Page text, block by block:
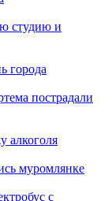
студию и
города
пострадали
алкоголя
муромлянке
с